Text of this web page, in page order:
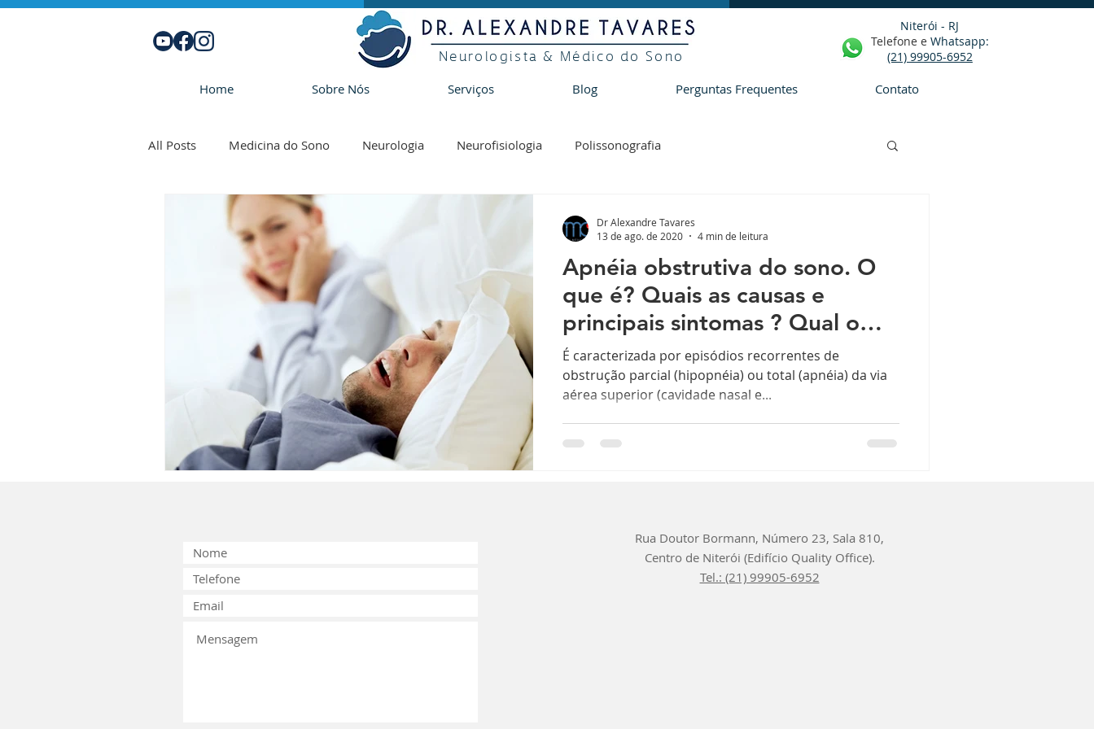
Neurologista & Médico do Sono
Home Sobre Nós Serviços Blog Perguntas Frequentes Contato
Niterói - RJ
Telefone e Whatsapp:
(21) 99905-6952
All Posts Medicina do Sono Neurologia Neurofisiologia Polissonografia
Apnéia obstrutiva do sono. O
que é? Quais as causas e
principais sintomas ? Qual o
tratamento ?
É caracterizada por episódios recorrentes de
obstrução parcial (hipopnéia) ou total (apnéia) da via
aérea superior (cavidade nasal e...
Dr Alexandre Tavares
13 de ago. de 2020
4 min de leitura
Rua Doutor Bormann, Número 23, Sala 810,
Centro de Niterói (Edifício Quality Office).
Tel.: (21) 99905-6952